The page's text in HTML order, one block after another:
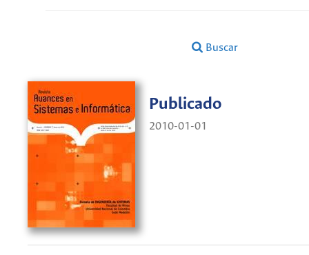
Buscar
Publicado
2010-01-01